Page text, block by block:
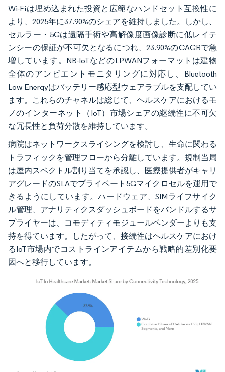
Wi-Fiは埋め込まれた投資と広範なハンドセット互換性に
より、2025年に37.90%のシェアを維持しました。しかし、
セルラー・5Gは遠隔手術や高解像度画像診断に低レイテ
ンシーの保証が不可欠となるにつれ、23.90%のCAGRで急
増しています。NB-IoTなどのLPWANフォーマットは建物
全体のアンビエントモニタリングに対応し、Bluetooth
Low Energyはバッテリー感応型ウェアラブルを支配してい
ます。これらのチャネルは総じて、ヘルスケアにおけるモ
ノのインターネット（IoT）市場シェアの継続性に不可欠
な冗長性と負荷分散を維持しています。
病院はネットワークスライシングを検討し、生命に関わる
トラフィックを管理フローから分離しています。規制当局
は屋内スペクトル割り当てを承認し、医療提供者がキャリ
アグレードのSLAでプライベート5Gマイクロセルを運用で
きるようにしています。ハードウェア、SIMライフサイク
ル管理、アナリティクスダッシュボードをバンドルするサ
プライヤーは、コモディティモジュールベンダーよりも支
持を得ています。したがって、接続性はヘルスケアにおけ
るIoT市場内でコストラインアイテムから戦略的差別化要
因へと移行しています。